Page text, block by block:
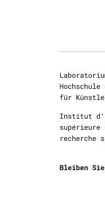
für
Institut
recherche
Bleiben Sie